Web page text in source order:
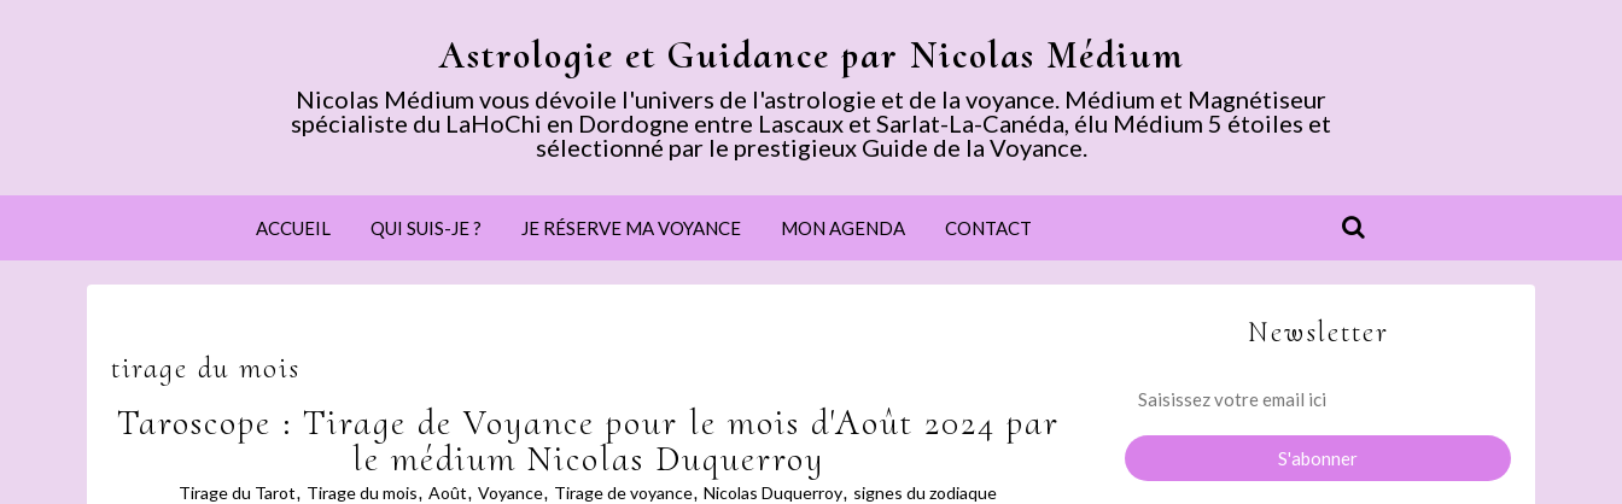
Astrologie et Guidance par Nicolas Médium
Nicolas Médium vous dévoile l'univers de l'astrologie et de la voyance. Médium et Magnétiseur
spécialiste du LaHoChi en Dordogne entre Lascaux et Sarlat-La-Canéda, élu Médium 5 étoiles et
sélectionné par le prestigieux Guide de la Voyance.
ACCUEIL QUI SUIS-JE ? JE RÉSERVE MA VOYANCE MON AGENDA CONTACT
tirage du mois
Taroscope : Tirage de Voyance pour le mois d'Août 2024 par
le médium Nicolas Duquerroy
Tirage du Tarot, Tirage du mois, Août, Voyance, Tirage de voyance, Nicolas Duquerroy, signes du zodiaque
Newsletter